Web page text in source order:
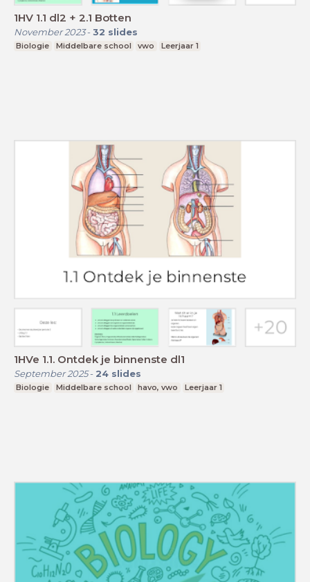
1HV 1.1 dl2 + 2.1 Botten
November 2023- 32 slides
Biologie Middelbare school vwo Leerjaar 1
1HVe 1.1. Ontdek je binnenste dl1
September 2025- 24 slides
Biologie Middelbare school havo, vwo Leerjaar 1